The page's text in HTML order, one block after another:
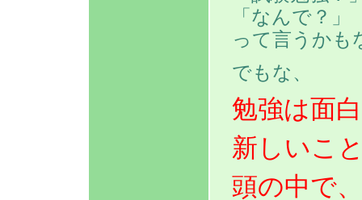
「なんで？」
って言うかも
でもな、
勉強は面
新しいこ
頭の中で